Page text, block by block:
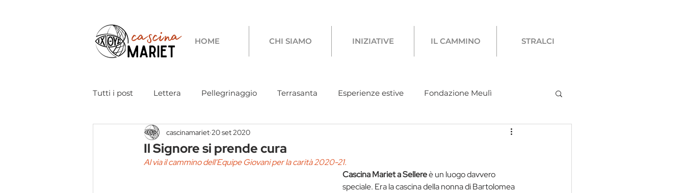
HOME CHI SIAMO INIZIATIVE IL CAMMINO STRALCI
Tutti i post Lettera Pellegrinaggio Terrasanta Esperienze estive Fondazione Meulì
Coronavirus Papa Francesco coronavirus
Il Signore si prende cura
cascinamariet 20 set 2020
Al via il cammino dell'Equipe Giovani per la carità 2020-21.
Cascina Mariet a Sellere è un luogo davvero
speciale. Era la cascina della nonna di Bartolomea